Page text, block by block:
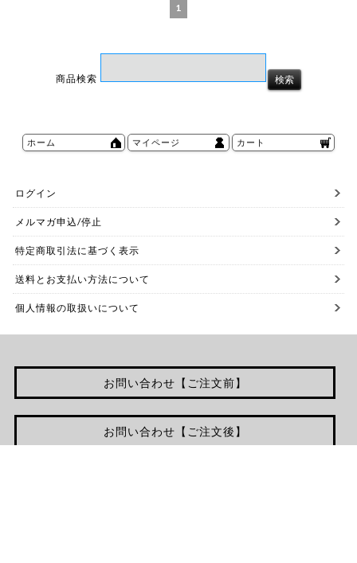
1
商品検索
ホーム マイページ カート
ログイン
メルマガ申込/停止
特定商取引法に基づく表示
送料とお支払い方法について
個人情報の取扱いについて
お問い合わせ【ご注文前】
お問い合わせ【ご注文後】